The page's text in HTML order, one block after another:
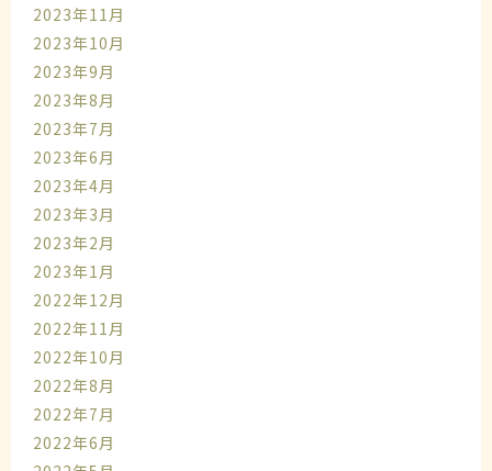
2023年11月
2023年10月
2023年9月
2023年8月
2023年7月
2023年6月
2023年4月
2023年3月
2023年2月
2023年1月
2022年12月
2022年11月
2022年10月
2022年8月
2022年7月
2022年6月